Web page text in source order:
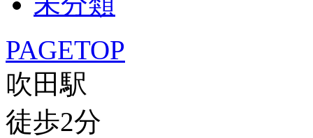
PAGETOP
吹田駅
徒歩2分